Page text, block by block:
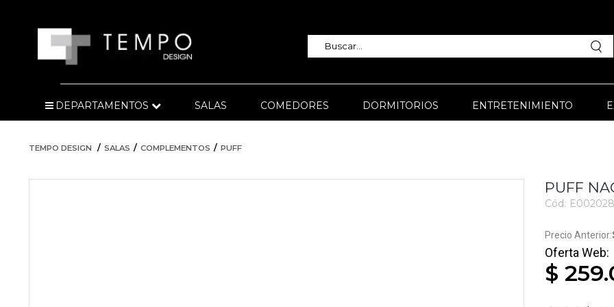
DEPARTAMENTOS SALAS COMEDORES DORMITORIOS ENTRETENIMIENTO
TEMPO DESIGN SALAS COMPLEMENTOS PUFF
PUFF
Cód:
$